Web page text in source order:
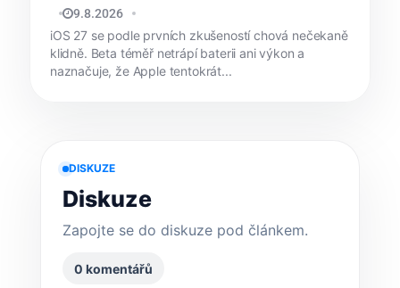
MATYÁŠ KOZÁK
9.8.2026
iOS 27 se podle prvních zkušeností chová nečekaně
klidně. Beta téměř netrápí baterii ani výkon a
naznačuje, že Apple tentokrát...
DISKUZE
Diskuze
Zapojte se do diskuze pod článkem.
0 komentářů